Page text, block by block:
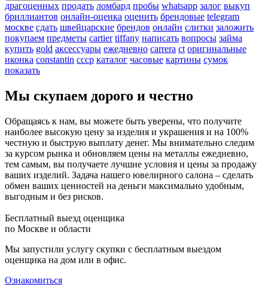
драгоценных продать ломбард пробы whatsapp залог выкуп
бриллиантов онлайн-оценка оценить брендовые telegram
москве сдать швейцарские брендов онлайн слитки заложить
покупаем предметы cartier tiffany написать вопросы займа
купить gold аксессуары ежедневно carrera ct оригинальные
иконка constantin ссср каталог часовые картины сумок
показать
Мы скупаем дорого и честно
Обращаясь к нам, вы можете быть уверены, что получите
наиболее высокую цену за изделия и украшения и на 100%
честную и быструю выплату денег. Мы внимательно следим
за курсом рынка и обновляем цены на металлы ежедневно,
тем самым, вы получаете лучшие условия и цены за продажу
ваших изделий. Задача нашего ювелирного салона – сделать
обмен ваших ценностей на деньги максимально удобным,
выгодным и без рисков.
Бесплатный выезд оценщика
по Москве и области
Мы запустили услугу скупки с бесплатным выездом
оценщика на дом или в офис.
Ознакомиться